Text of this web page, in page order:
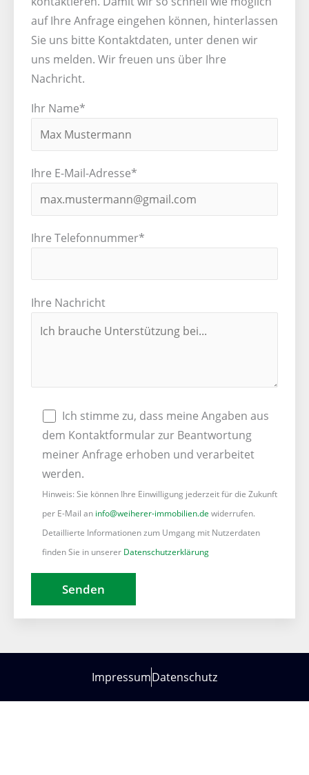
auf Ihre Anfrage eingehen können, hinterlassen
Sie uns bitte Kontaktdaten, unter denen wir
uns melden. Wir freuen uns über Ihre
Nachricht.
Ihr Name*
Ihre E-Mail-Adresse*
Ihre Telefonnummer*
Ihre Nachricht
Ich stimme zu, dass meine Angaben aus
dem Kontaktformular zur Beantwortung
meiner Anfrage erhoben und verarbeitet
werden.
Hinweis: Sie können Ihre Einwilligung jederzeit für die Zukunft
per E-Mail an info@weiherer-immobilien.de widerrufen.
Detaillierte Informationen zum Umgang mit Nutzerdaten
finden Sie in unserer Datenschutzerklärung
ImpressumDatenschutz